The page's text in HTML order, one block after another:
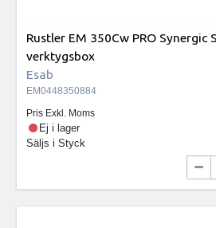
Rustler EM 350Cw PRO Synergic
verktygsbox
Esab
EM0448350884
Pris Exkl. Moms
Ej i lager
Säljs i Styck